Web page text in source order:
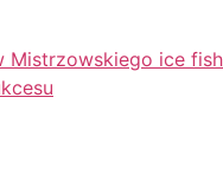
Mistrzowskiego ice